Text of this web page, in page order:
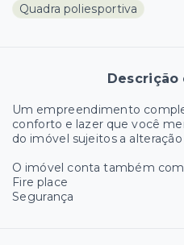
Quadra poliesportiva
Descrição
Um empreendimento
conforto e lazer que você
do imóvel sujeitos a
O imóvel conta também
Fire place
Segurança